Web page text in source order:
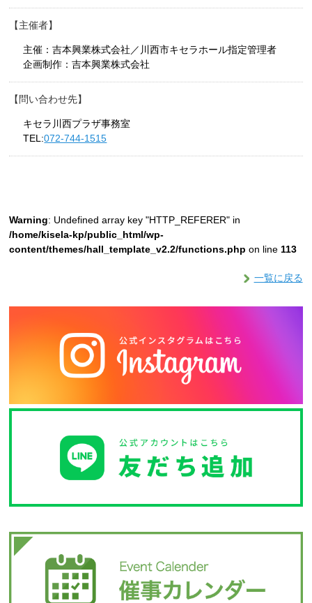
主催者
主催：吉本興業株式会社／川西市キセラホール指定管理者
企画制作：吉本興業株式会社
問い合わせ先
キセラ川西プラザ事務室
TEL:072-744-1515
Warning: Undefined array key "HTTP_REFERER" in
/home/kisela-kp/public_html/wp-
content/themes/hall_template_v2.2/functions.php on line 113
一覧に戻る